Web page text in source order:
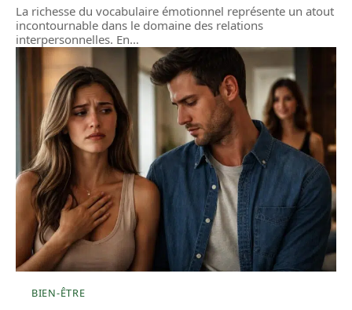
La richesse du vocabulaire émotionnel représente un atout
incontournable dans le domaine des relations
interpersonnelles. En…
BIEN-ÊTRE